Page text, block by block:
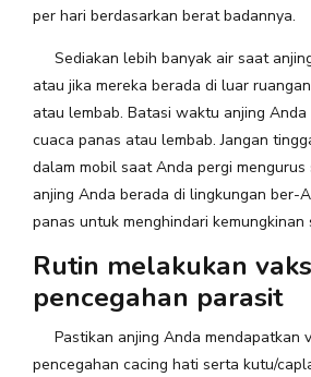
per hari berdasarkan berat badannya.
Sediakan lebih banyak air saat
atau jika mereka berada di luar
atau lembab. Batasi waktu anjing
cuaca panas atau lembab. Jangan
dalam mobil saat Anda pergi mengurus
anjing Anda berada di lingkungan ber-
panas untuk menghindari kemungkinan
Rutin melakukan
pencegahan parasit
Pastikan anjing Anda mendapatkan
pencegahan cacing hati serta kutu/